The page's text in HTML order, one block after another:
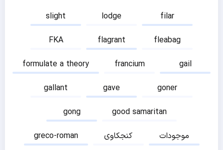
slight lodge
filar
FKA
flagrant
fleabag
formulate a theory
francium
gail
gallant
gave
goner
gong
good samaritan
greco-roman
کنجکاوی
موجودات